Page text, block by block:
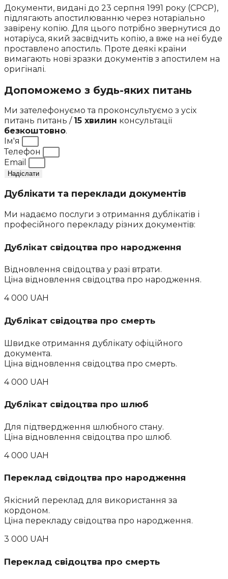
Документи, видані до 23 серпня 1991 року (СРСР),
підлягають апостилюванню через нотаріально
завірену копію. Для цього потрібно звернутися до
нотаріуса, який засвідчить копію, а вже на неї буде
проставлено апостиль. Проте деякі країни
вимагають нові зразки документів з апостилем на
оригіналі.
Допоможемо з будь-яких питань
Ми зателефонуємо та проконсультуємо з усіх
питань питань / 15 хвилин консультації
безкоштовно.
Ім'я
Телефон
Email
Надіслати
Дублікати та переклади документів
Ми надаємо послуги з отримання дублікатів і
професійного перекладу різних документів:
Дублікат свідоцтва про народження
Відновлення свідоцтва у разі втрати.
Ціна відновлення свідоцтва про народження.
4 000 UAH
Дублікат свідоцтва про смерть
Швидке отримання дублікату офіційного
документа.
Ціна відновлення свідоцтва про смерть.
4 000 UAH
Дублікат свідоцтва про шлюб
Для підтвердження шлюбного стану.
Ціна відновлення свідоцтва про шлюб.
4 000 UAH
Переклад свідоцтва про народження
Якісний переклад для використання за
кордоном.
Ціна перекладу свідоцтва про народження.
3 000 UAH
Переклад свідоцтва про смерть